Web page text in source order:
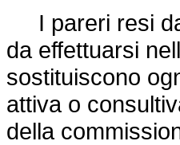
I pareri resi
da effettuarsi
sostituiscono
attiva o
della